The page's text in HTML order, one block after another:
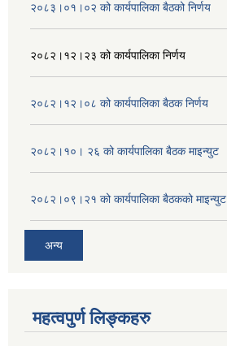
२०८३।०१।०२ को कार्यपालिका बैठको निर्णय
२०८२।१२।२३ को कार्यपालिका निर्णय
२०८२।१२।०८ को कार्यपालिका बैठक निर्णय
२०८२।१०। २६ को कार्यपालिका बैठक माइन्युट
२०८२।०९।२१ को कार्यपालिका बैठकको माइन्युट
अन्य
महत्वपुर्ण लिङ्कहरु